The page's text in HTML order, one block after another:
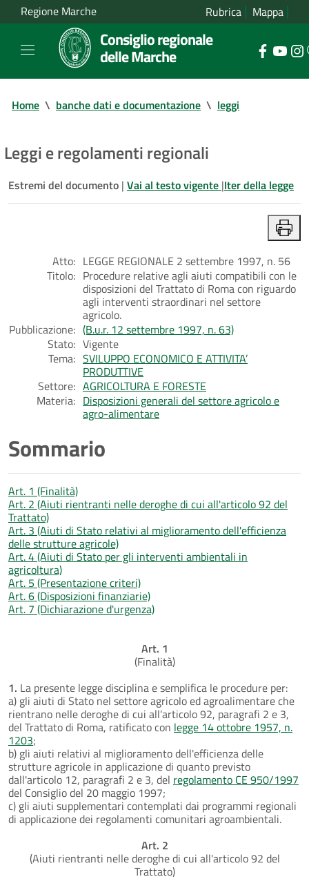
Regione Marche Rubrica Mappa
Consiglio regionale
delle Marche
Home \ banche dati e documentazione \ leggi
Leggi e regolamenti regionali
Estremi del documento | Vai al testo vigente |Iter della legge
Atto: LEGGE REGIONALE 2 settembre 1997, n. 56
Titolo: Procedure relative agli aiuti compatibili con le
disposizioni del Trattato di Roma con riguardo
agli interventi straordinari nel settore
agricolo.
Pubblicazione: (B.u.r. 12 settembre 1997, n. 63)
Stato: Vigente
Tema: SVILUPPO ECONOMICO E ATTIVITA’
PRODUTTIVE
Settore: AGRICOLTURA E FORESTE
Materia: Disposizioni generali del settore agricolo e
agro-alimentare
Sommario
Art. 1 (Finalità)
Art. 2 (Aiuti rientranti nelle deroghe di cui all'articolo 92 del
Trattato)
Art. 3 (Aiuti di Stato relativi al miglioramento dell'efficienza
delle strutture agricole)
Art. 4 (Aiuti di Stato per gli interventi ambientali in
agricoltura)
Art. 5 (Presentazione criteri)
Art. 6 (Disposizioni finanziarie)
Art. 7 (Dichiarazione d'urgenza)
Art. 1
(Finalità)
1. La presente legge disciplina e semplifica le procedure per:
a) gli aiuti di Stato nel settore agricolo ed agroalimentare che
rientrano nelle deroghe di cui all'articolo 92, paragrafi 2 e 3,
del Trattato di Roma, ratificato con legge 14 ottobre 1957, n.
1203;
b) gli aiuti relativi al miglioramento dell'efficienza delle
strutture agricole in applicazione di quanto previsto
dall'articolo 12, paragrafi 2 e 3, del regolamento CE 950/1997
del Consiglio del 20 maggio 1997;
c) gli aiuti supplementari contemplati dai programmi regionali
di applicazione dei regolamenti comunitari agroambientali.
Art. 2
(Aiuti rientranti nelle deroghe di cui all'articolo 92 del
Trattato)